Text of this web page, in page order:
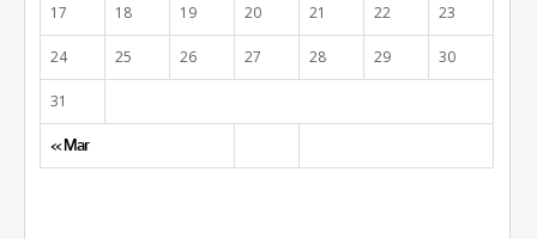
« Mar
17 18 19 20 21 22 23
24 25 26 27 28 29 30
31